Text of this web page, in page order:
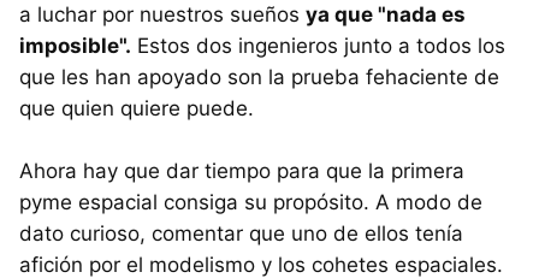
a luchar por nuestros sueños ya que "nada es
imposible". Estos dos ingenieros junto a todos los
que les han apoyado son la prueba fehaciente de
que quien quiere puede.
Ahora hay que dar tiempo para que la primera
pyme espacial consiga su propósito. A modo de
dato curioso, comentar que uno de ellos tenía
afición por el modelismo y los cohetes espaciales.